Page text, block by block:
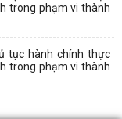
trong phạm vi thành
tục hành chính thực
trong phạm vi thành